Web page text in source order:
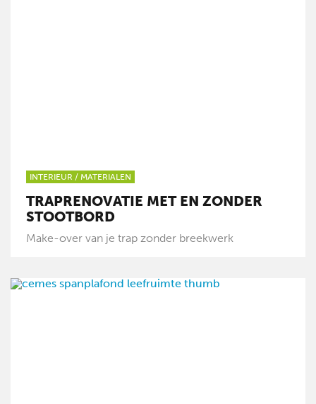
INTERIEUR / MATERIALEN
TRAPRENOVATIE MET EN ZONDER
STOOTBORD
Make-over van je trap zonder breekwerk